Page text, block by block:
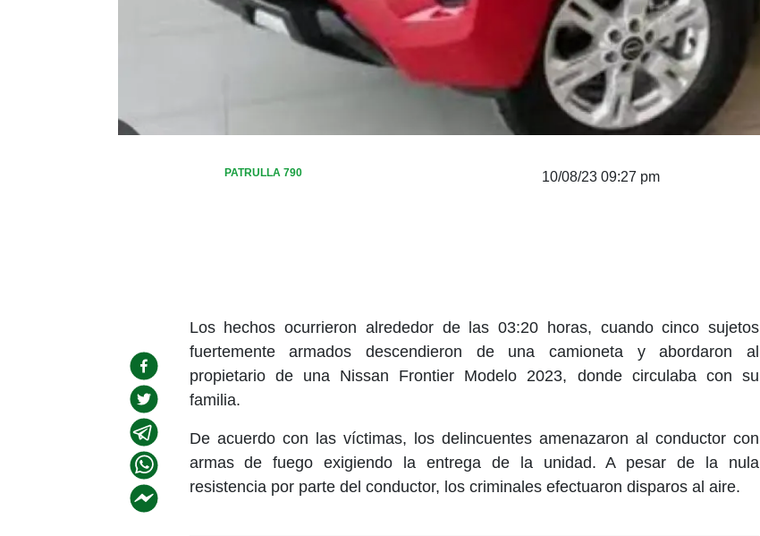
PATRULLA 790 10/08/23 09:27 pm
Los hechos ocurrieron alrededor de las 03:20 horas, cuando cinco sujetos
fuertemente armados descendieron de una camioneta y abordaron al
propietario de una Nissan Frontier Modelo 2023, donde circulaba con su
familia.
De acuerdo con las víctimas, los delincuentes amenazaron al conductor con
armas de fuego exigiendo la entrega de la unidad. A pesar de la nula
resistencia por parte del conductor, los criminales efectuaron disparos al aire.